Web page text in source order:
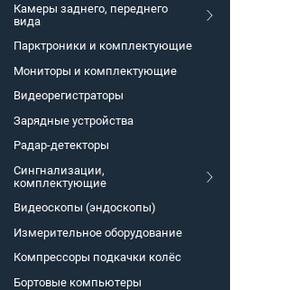
Камеры заднего, переднего
вида
Парктроники и комплектующие
Мониторы и комплектующие
Видеорегистраторы
Зарядные устройства
Радар-детекторы
Сингнализации,
комплектующие
Видеоскопы (эндоскопы)
Измерительное оборудование
Компрессоры подкачки колёс
Бортовые компьютеры